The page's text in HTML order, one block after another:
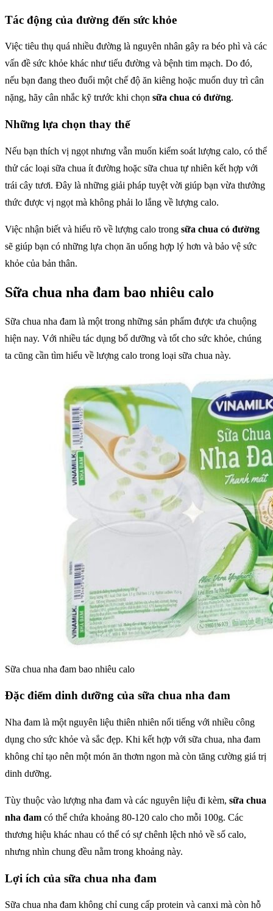
Tác động của đường đến sức khỏe
Việc tiêu thụ quá nhiều đường là nguyên nhân gây ra béo phì và các
vấn đề sức khỏe khác như tiểu đường và bệnh tim mạch. Do đó,
nếu bạn đang theo đuổi một chế độ ăn kiêng hoặc muốn duy trì cân
nặng, hãy cân nhắc kỹ trước khi chọn sữa chua có đường.
Những lựa chọn thay thế
Nếu bạn thích vị ngọt nhưng vẫn muốn kiểm soát lượng calo, có thể
thử các loại sữa chua ít đường hoặc sữa chua tự nhiên kết hợp với
trái cây tươi. Đây là những giải pháp tuyệt vời giúp bạn vừa thưởng
thức được vị ngọt mà không phải lo lắng về lượng calo.
Việc nhận biết và hiểu rõ về lượng calo trong sữa chua có đường
sẽ giúp bạn có những lựa chọn ăn uống hợp lý hơn và bảo vệ sức
khỏe của bản thân.
Sữa chua nha đam bao nhiêu calo
Sữa chua nha đam là một trong những sản phẩm được ưa chuộng
hiện nay. Với nhiều tác dụng bổ dưỡng và tốt cho sức khỏe, chúng
ta cũng cần tìm hiểu về lượng calo trong loại sữa chua này.
Sữa chua nha đam bao nhiêu calo
Đặc điểm dinh dưỡng của sữa chua nha đam
Nha đam là một nguyên liệu thiên nhiên nổi tiếng với nhiều công
dụng cho sức khỏe và sắc đẹp. Khi kết hợp với sữa chua, nha đam
không chỉ tạo nên một món ăn thơm ngon mà còn tăng cường giá trị
dinh dưỡng.
Tùy thuộc vào lượng nha đam và các nguyên liệu đi kèm, sữa chua
nha đam có thể chứa khoảng 80-120 calo cho mỗi 100g. Các
thương hiệu khác nhau có thể có sự chênh lệch nhỏ về số calo,
nhưng nhìn chung đều nằm trong khoảng này.
Lợi ích của sữa chua nha đam
Sữa chua nha đam không chỉ cung cấp protein và canxi mà còn hỗ